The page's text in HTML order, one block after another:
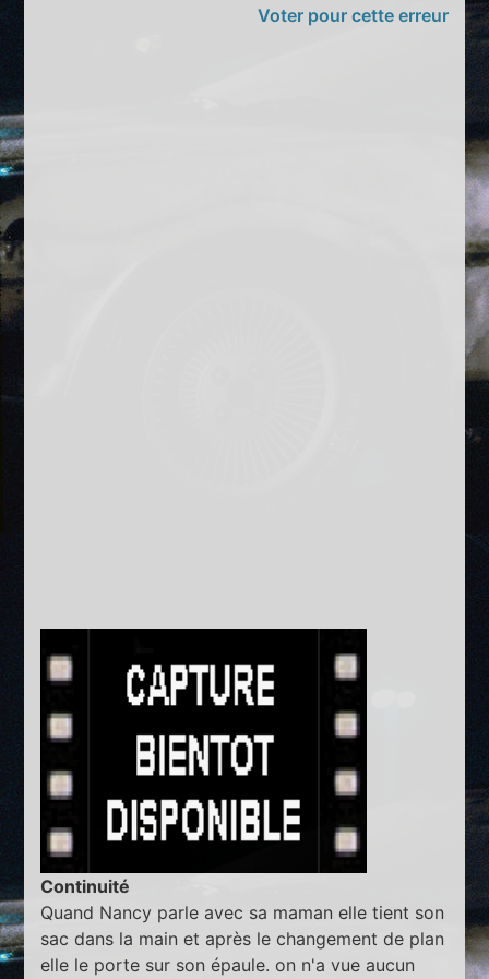
Voter pour cette erreur
Continuité
Quand Nancy parle avec sa maman elle tient son
sac dans la main et après le changement de plan
elle le porte sur son épaule. on n'a vue aucun